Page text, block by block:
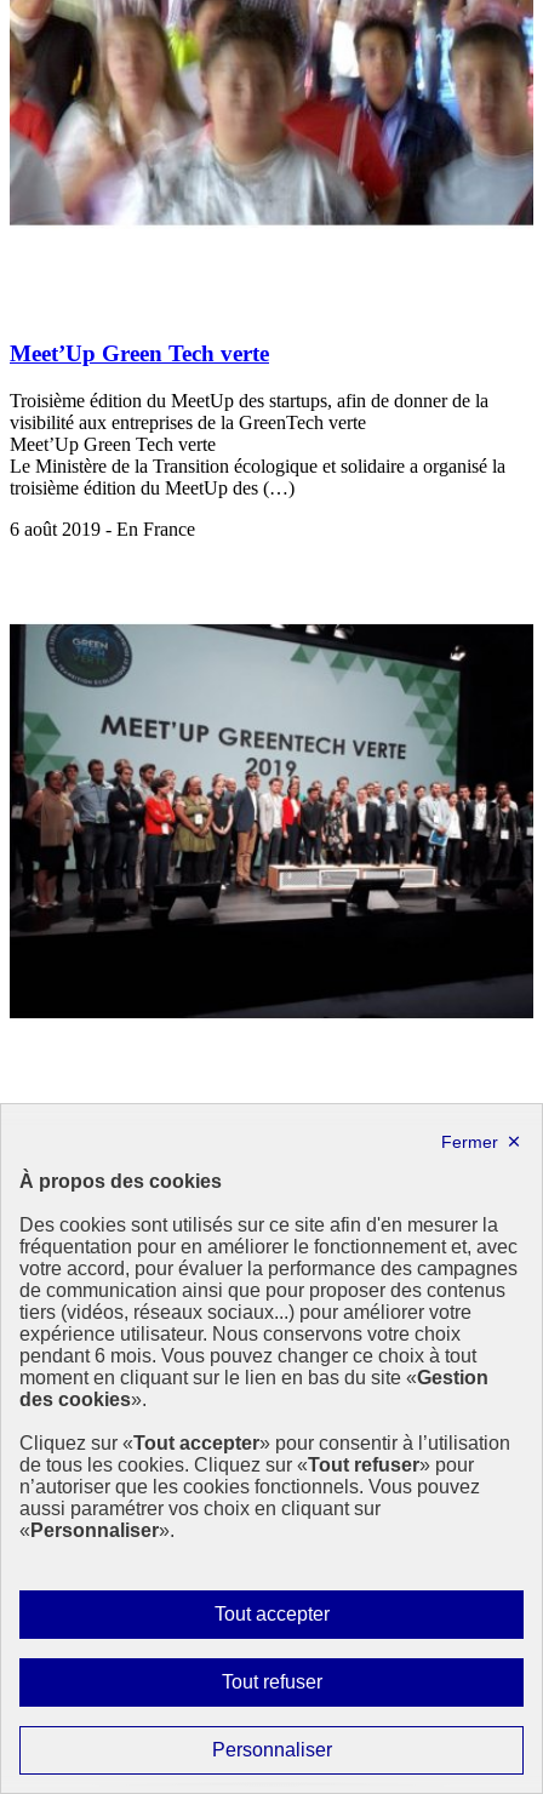
À propos des cookies
Des cookies sont utilisés sur ce site afin d'en mesurer la
fréquentation pour en améliorer le fonctionnement et, avec
votre accord, pour évaluer la performance des campagnes
de communication ainsi que pour proposer des contenus
tiers (vidéos, réseaux sociaux...) pour améliorer votre
expérience utilisateur. Nous conservons votre choix
pendant 6 mois. Vous pouvez changer ce choix à tout
moment en cliquant sur le lien en bas du site «Gestion
des cookies».
Cliquez sur «Tout accepter» pour consentir à l’utilisation
de tous les cookies. Cliquez sur «Tout refuser» pour
n’autoriser que les cookies fonctionnels. Vous pouvez
aussi paramétrer vos choix en cliquant sur
« Personnaliser».
Tout accepterAutoriser
tous
Tout refuserInterdire
tous
PersonnaliserParamétrer
les
Meet’Up Green Tech verte
Troisième édition du MeetUp des startups, afin de donner de la
visibilité aux entreprises de la GreenTech verte
Meet’Up Green Tech verte
Le Ministère de la Transition écologique et solidaire a organisé la
troisième édition du MeetUp des (…)
6 août 2019 - En France
« Quelles sont nos ressources et que pouvons-nous produire ? » A
partir de ce questionnement, le festival WE LOVE GREEN
sensibilise l’opinion et mobilise les publics.
We Love Green
« Quelles sont nos ressources et que pouvons-nous produire ? (…)
1er août 2019 - En France